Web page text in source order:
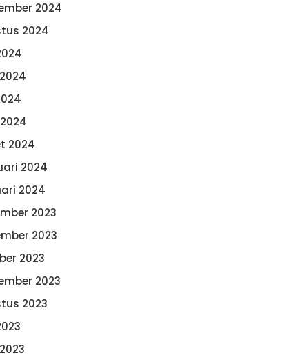
2024
2024
2024
2024
2024
2023
2023
2023
2023
2023